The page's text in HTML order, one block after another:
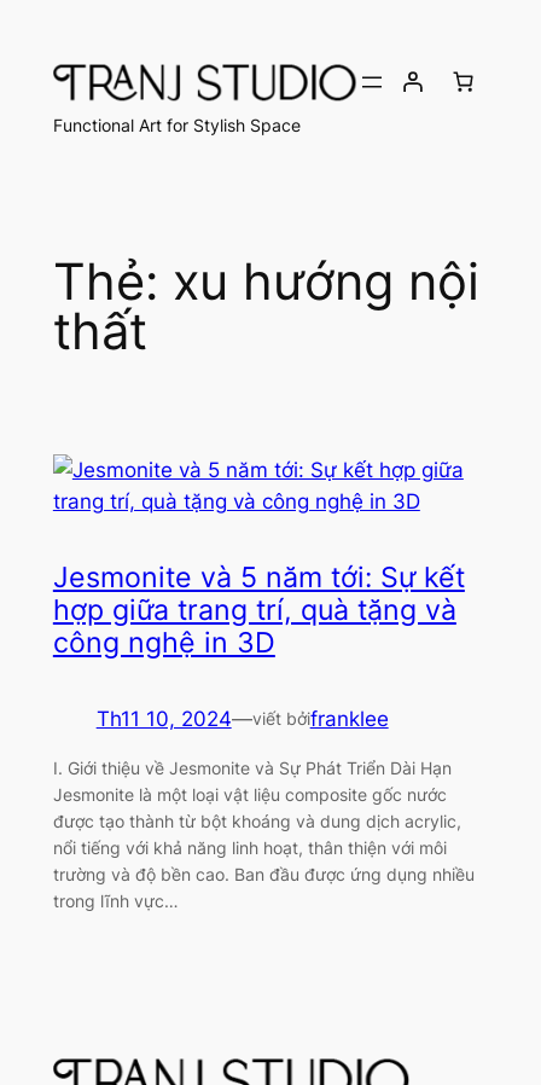
phần
Functional Art for Stylish Space
Thẻ: xu hướng nội
thất
Jesmonite và 5 năm tới: Sự kết
hợp giữa trang trí, quà tặng và
công nghệ in 3D
Th11 10, 2024—viết bởifranklee
I. Giới thiệu về Jesmonite và Sự Phát Triển Dài Hạn
Jesmonite là một loại vật liệu composite gốc nước
được tạo thành từ bột khoáng và dung dịch acrylic,
nổi tiếng với khả năng linh hoạt, thân thiện với môi
trường và độ bền cao. Ban đầu được ứng dụng nhiều
trong lĩnh vực…